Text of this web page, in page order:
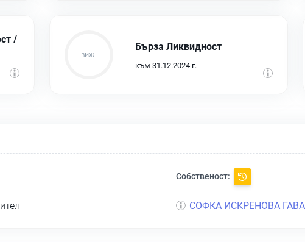
/
Бърза Ликвидност
към 31.12.2024 г.
Собственост:
СОФКА ИСКРЕНОВА